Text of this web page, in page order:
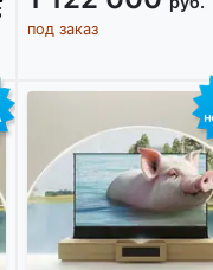
под заказ